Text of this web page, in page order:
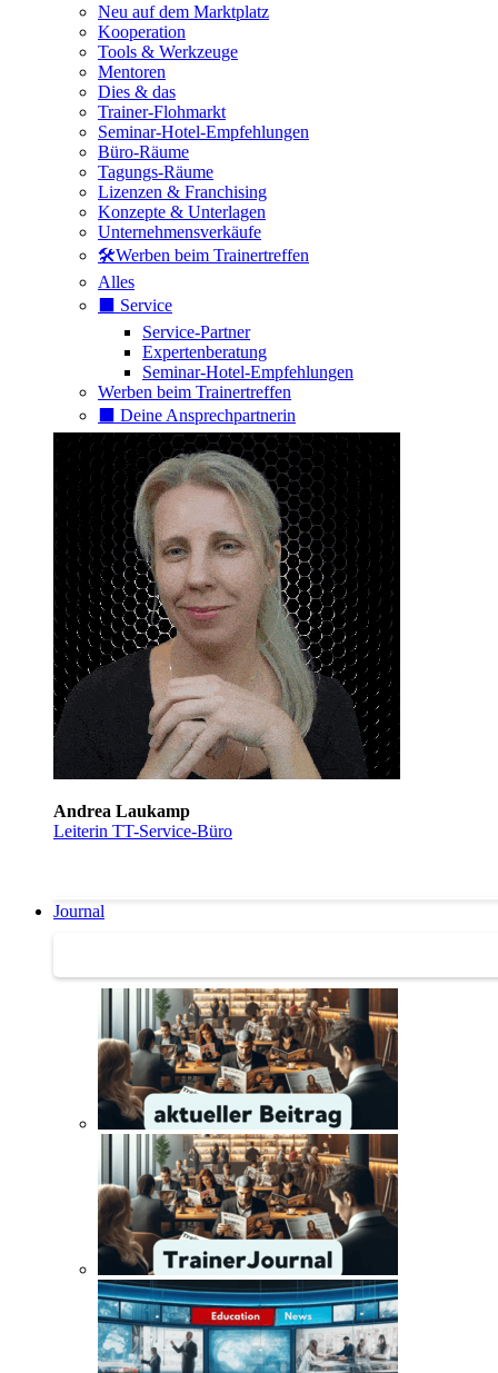
Neu auf dem Marktplatz
Kooperation
Tools & Werkzeuge
Mentoren
Dies & das
Trainer-Flohmarkt
Seminar-Hotel-Empfehlungen
Büro-Räume
Tagungs-Räume
Lizenzen & Franchising
Konzepte & Unterlagen
Unternehmensverkäufe
🛠️Werben beim Trainertreffen
Alles
⬛️ Service
Service-Partner
Expertenberatung
Seminar-Hotel-Empfehlungen
Werben beim Trainertreffen
⬛️ Deine Ansprechpartnerin
Andrea Laukamp
Leiterin TT-Service-Büro
Journal